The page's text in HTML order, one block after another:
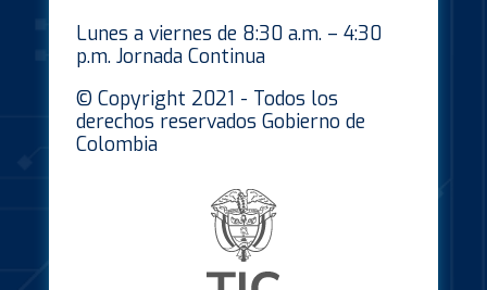
Lunes a viernes de 8:30 a.m. – 4:30
p.m. Jornada Continua
© Copyright 2021 - Todos los
derechos reservados Gobierno de
Colombia